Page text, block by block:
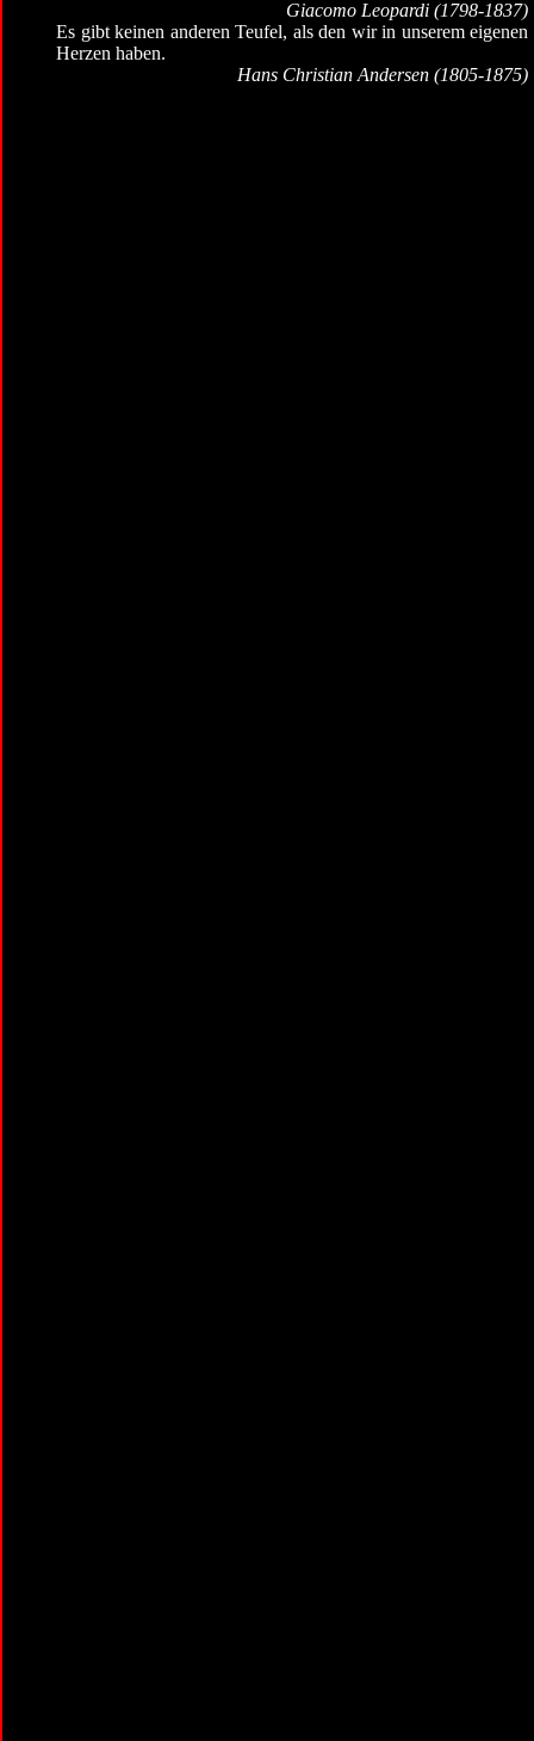
Giacomo Leopardi (1798-1837)
Es gibt keinen anderen Teufel, als den wir in unserem eigenen
Herzen haben.
Hans Christian Andersen (1805-1875)